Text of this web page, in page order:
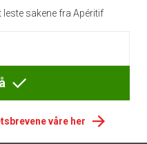
sakene fra Apéritif
våre her